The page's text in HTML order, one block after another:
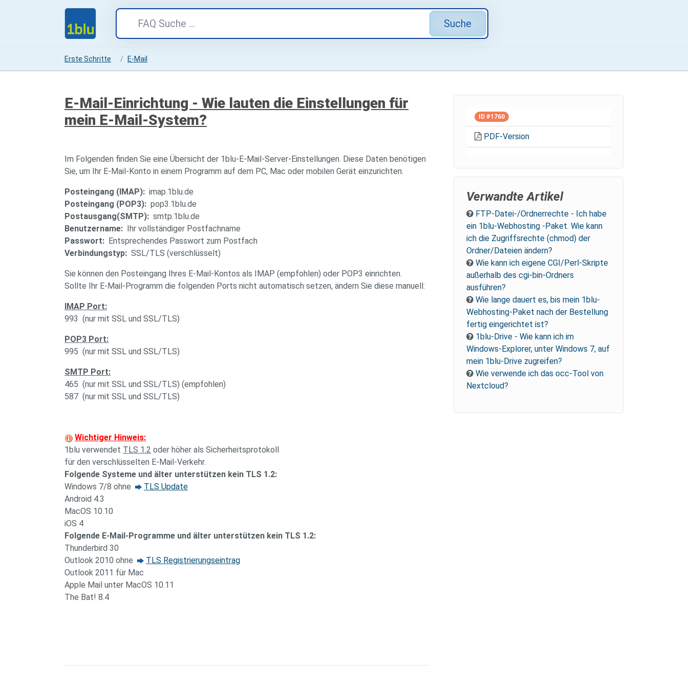
Suche
Erste Schritte E-Mail
E-Mail-Einrichtung - Wie lauten die Einstellungen für
mein E-Mail-System?
Im Folgenden finden Sie eine Übersicht der 1blu-E-Mail-Server-Einstellungen. Diese Daten benötigen
Sie, um Ihr E-Mail-Konto in einem Programm auf dem PC, Mac oder mobilen Gerät einzurichten.
Posteingang (IMAP): imap.1blu.de
Posteingang (POP3): pop3.1blu.de
Postausgang(SMTP): smtp.1blu.de
Benutzername: Ihr vollständiger Postfachname
Passwort: Entsprechendes Passwort zum Postfach
Verbindungstyp: SSL/TLS (verschlüsselt)
Sie können den Posteingang Ihres E-Mail-Kontos als IMAP (empfohlen) oder POP3 einrichten.
Sollte Ihr E-Mail-Programm die folgenden Ports nicht automatisch setzen, ändern Sie diese manuell:
IMAP Port:
993 (nur mit SSL und SSL/TLS)
POP3 Port:
995 (nur mit SSL und SSL/TLS)
SMTP Port:
465 (nur mit SSL und SSL/TLS) (empfohlen)
587 (nur mit SSL und SSL/TLS)
Wichtiger Hinweis:
1blu verwendet TLS 1.2 oder höher als Sicherheitsprotokoll
für den verschlüsselten E-Mail-Verkehr.
Folgende Systeme und älter unterstützen kein TLS 1.2:
Windows 7/8 ohne
TLS Update
Android 4.3
MacOS 10.10
iOS 4
Folgende E-Mail-Programme und älter unterstützen kein TLS 1.2:
Thunderbird 30
Outlook 2010 ohne
TLS Registrierungseintrag
Outlook 2011 für Mac
Apple Mail unter MacOS 10.11
The Bat! 8.4
ID #1760
PDF-Version
Verwandte Artikel
FTP-Datei-/Ordnerrechte - Ich habe
ein 1blu-Webhosting -Paket. Wie kann
ich die Zugriffsrechte (chmod) der
Ordner/Dateien ändern?
Wie kann ich eigene CGI/Perl-Skripte
außerhalb des cgi-bin-Ordners
ausführen?
Wie lange dauert es, bis mein 1blu-
Webhosting-Paket nach der Bestellung
fertig eingerichtet ist?
1blu-Drive - Wie kann ich im
Windows-Explorer, unter Windows 7, auf
mein 1blu-Drive zugreifen?
Wie verwende ich das occ-Tool von
Nextcloud?